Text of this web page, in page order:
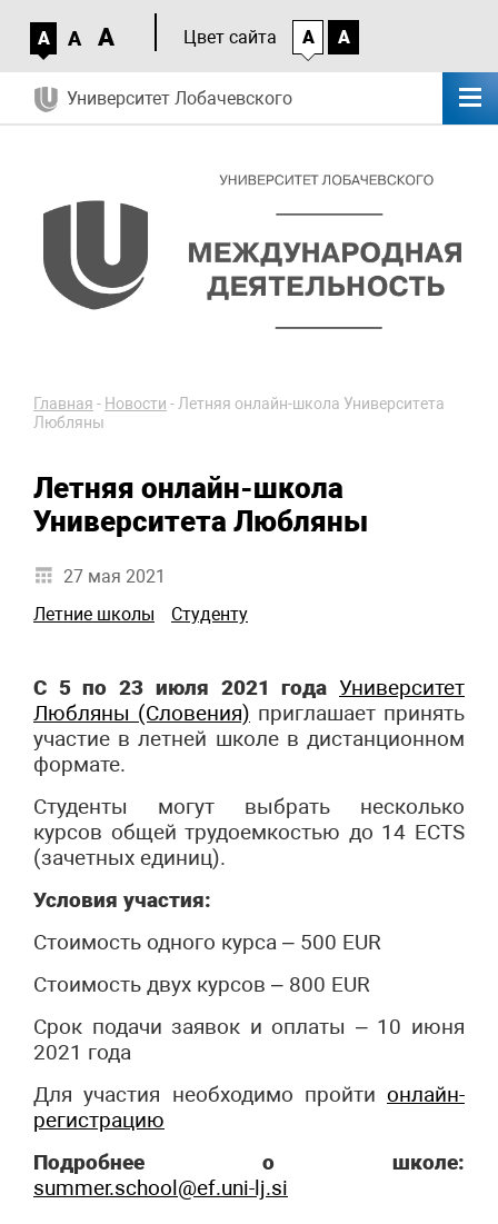
A A A Цвет сайта A A
Университет Лобачевского
Главная - Новости -Летняя онлайн-школа Университета
Любляны
Летняя онлайн-школа
Университета Любляны
27 мая 2021
Летние школы
Студенту
С 5 по 23 июля 2021 года Университет
Любляны (Словения) приглашает принять
участие в летней школе в дистанционном
формате.
Студенты могут выбрать несколько
курсов общей трудоемкостью до 14 ECTS
(зачетных единиц).
Условия участия:
Стоимость одного курса – 500 EUR
Стоимость двух курсов – 800 EUR
Срок подачи заявок и оплаты – 10 июня
2021 года
Для участия необходимо пройти онлайн-
регистрацию
Подробнее о школе:
summer.school@ef.uni-lj.si